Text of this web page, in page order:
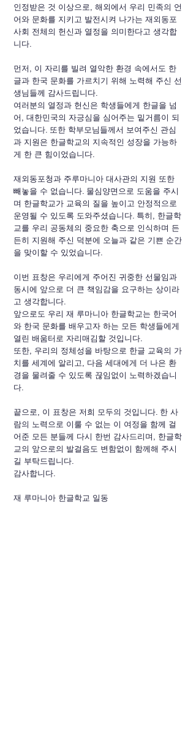
인정받은 것 이상으로, 해외에서 우리 민족의 언
어와 문화를 지키고 발전시켜 나가는 재외동포
사회 전체의 헌신과 열정을 의미한다고 생각합
니다.
먼저, 이 자리를 빌려 열악한 환경 속에서도 한
글과 한국 문화를 가르치기 위해 노력해 주신 선
생님들께 감사드립니다.
여러분의 열정과 헌신은 학생들에게 한글을 넘
어, 대한민국의 자긍심을 심어주는 밑거름이 되
었습니다. 또한 학부모님들께서 보여주신 관심
과 지원은 한글학교의 지속적인 성장을 가능하
게 한 큰 힘이었습니다.
재외동포청과 주루마니아 대사관의 지원 또한
빼놓을 수 없습니다. 물심양면으로 도움을 주시
며 한글학교가 교육의 질을 높이고 안정적으로
운영될 수 있도록 도와주셨습니다. 특히, 한글학
교를 우리 공동체의 중요한 축으로 인식하며 든
든히 지원해 주신 덕분에 오늘과 같은 기쁜 순간
을 맞이할 수 있었습니다.
이번 표창은 우리에게 주어진 귀중한 선물임과
동시에 앞으로 더 큰 책임감을 요구하는 상이라
고 생각합니다.
앞으로도 우리 재 루마니아 한글학교는 한국어
와 한국 문화를 배우고자 하는 모든 학생들에게
열린 배움터로 자리매김할 것입니다.
또한, 우리의 정체성을 바탕으로 한글 교육의 가
치를 세계에 알리고, 다음 세대에게 더 나은 환
경을 물려줄 수 있도록 끊임없이 노력하겠습니
다.
끝으로, 이 표창은 저희 모두의 것입니다. 한 사
람의 노력으로 이룰 수 없는 이 여정을 함께 걸
어준 모든 분들께 다시 한번 감사드리며, 한글학
교의 앞으로의 발걸음도 변함없이 함께해 주시
길 부탁드립니다.
감사합니다.
재 루마니아 한글학교 일동